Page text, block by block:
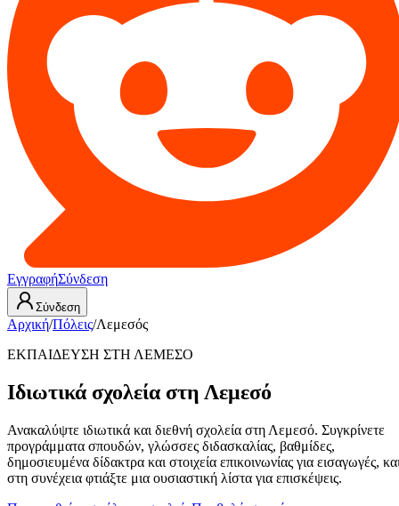
ΕγγραφήΣύνδεση
Σύνδεση
Αρχική/Πόλεις/Λεμεσός
ΕΚΠΑΙΔΕΥΣΗ ΣΤΗ ΛΕΜΕΣΟ
Ιδιωτικά σχολεία στη Λεμεσό
Ανακαλύψτε ιδιωτικά και διεθνή σχολεία στη Λεμεσό. Συγκρίνετε
προγράμματα σπουδών, γλώσσες διδασκαλίας, βαθμίδες,
δημοσιευμένα δίδακτρα και στοιχεία επικοινωνίας για εισαγωγές,
στη συνέχεια φτιάξτε μια ουσιαστική λίστα για επισκέψεις.